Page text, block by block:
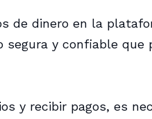
de dinero en la
segura y confiable
y recibir pagos, es